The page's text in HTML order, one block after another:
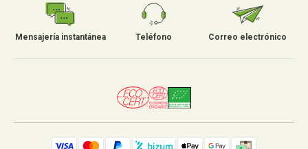
Mensajería instantánea Teléfono Correo electrónico